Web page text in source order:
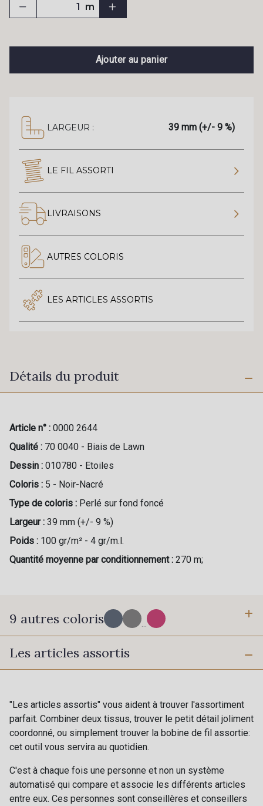
m
Ajouter au panier
LARGEUR : 39 mm (+/- 9 %)
LE FIL ASSORTI
LIVRAISONS
AUTRES COLORIS
LES ARTICLES ASSORTIS
Détails du produit
Article n° : 0000 2644
Qualité : 70 0040 - Biais de Lawn
Dessin : 010780 - Etoiles
Coloris : 5 - Noir-Nacré
Type de coloris : Perlé sur fond foncé
Largeur : 39 mm (+/- 9 %)
Poids : 100 gr/m² - 4 gr/m.l.
Quantité moyenne par conditionnement : 270 m;
9 autres coloris
3 - Gris-Nacré
11 - Bleu Paon-Blanc 7 - Outremer-Nacré
9 - Rose-Tourterelle 6 - Fuchsia-Nacré
Les articles assortis
"Les articles assortis" vous aident à trouver l'assortiment
parfait. Combiner deux tissus, trouver le petit détail joliment
coordonné, ou simplement trouver la bobine de fil assortie:
cet outil vous servira au quotidien.
C'est à chaque fois une personne et non un système
automatisé qui compare et associe les différents articles
entre eux. Ces personnes sont conseillères et conseillers